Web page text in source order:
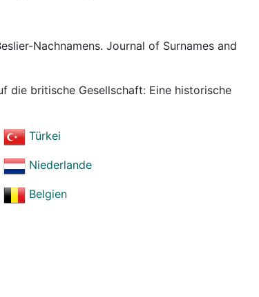
Nachnamens. Journal of Surnames and
die britische Gesellschaft: Eine historische
Türkei
Niederlande
Belgien